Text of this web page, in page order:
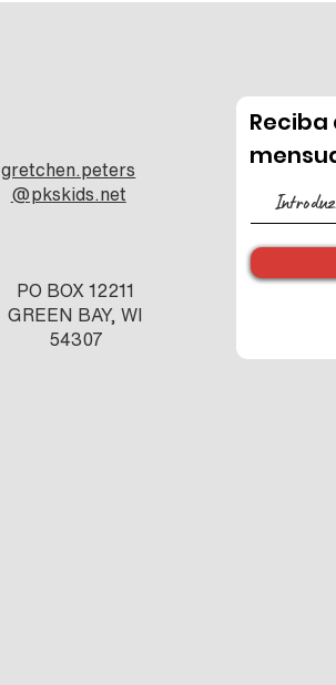
gretchen.peters
@pkskids.net
PO BOX 12211
GREEN BAY, WI
54307